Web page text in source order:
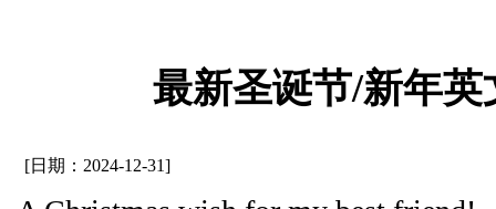
最新圣诞节/新年英
[日期：2024-12-31]